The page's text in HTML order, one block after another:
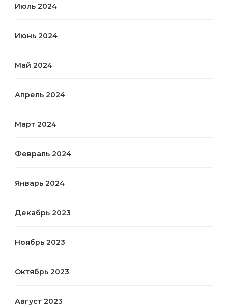
Июль 2024
Июнь 2024
Май 2024
Апрель 2024
Март 2024
Февраль 2024
Январь 2024
Декабрь 2023
Ноябрь 2023
Октябрь 2023
Август 2023